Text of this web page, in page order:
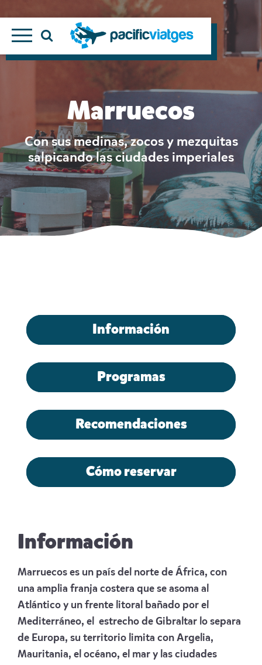
Marruecos
Con sus medinas, zocos y mezquitas
salpicando las ciudades imperiales
Información
Programas
Recomendaciones
Cómo reservar
Información
Marruecos es un país del norte de África, con
una amplia franja costera que se asoma al
Atlántico y un frente litoral bañado por el
Mediterráneo, el estrecho de Gibraltar lo separa
de Europa, su territorio limita con Argelia,
Mauritania, el océano, el mar y las ciudades